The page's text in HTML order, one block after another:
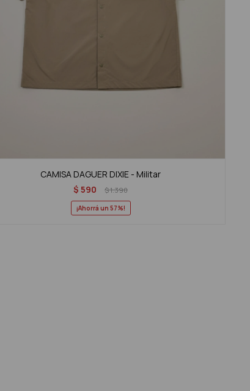
CAMISA DAGUER DIXIE - Militar
$ 590 $1.390
57